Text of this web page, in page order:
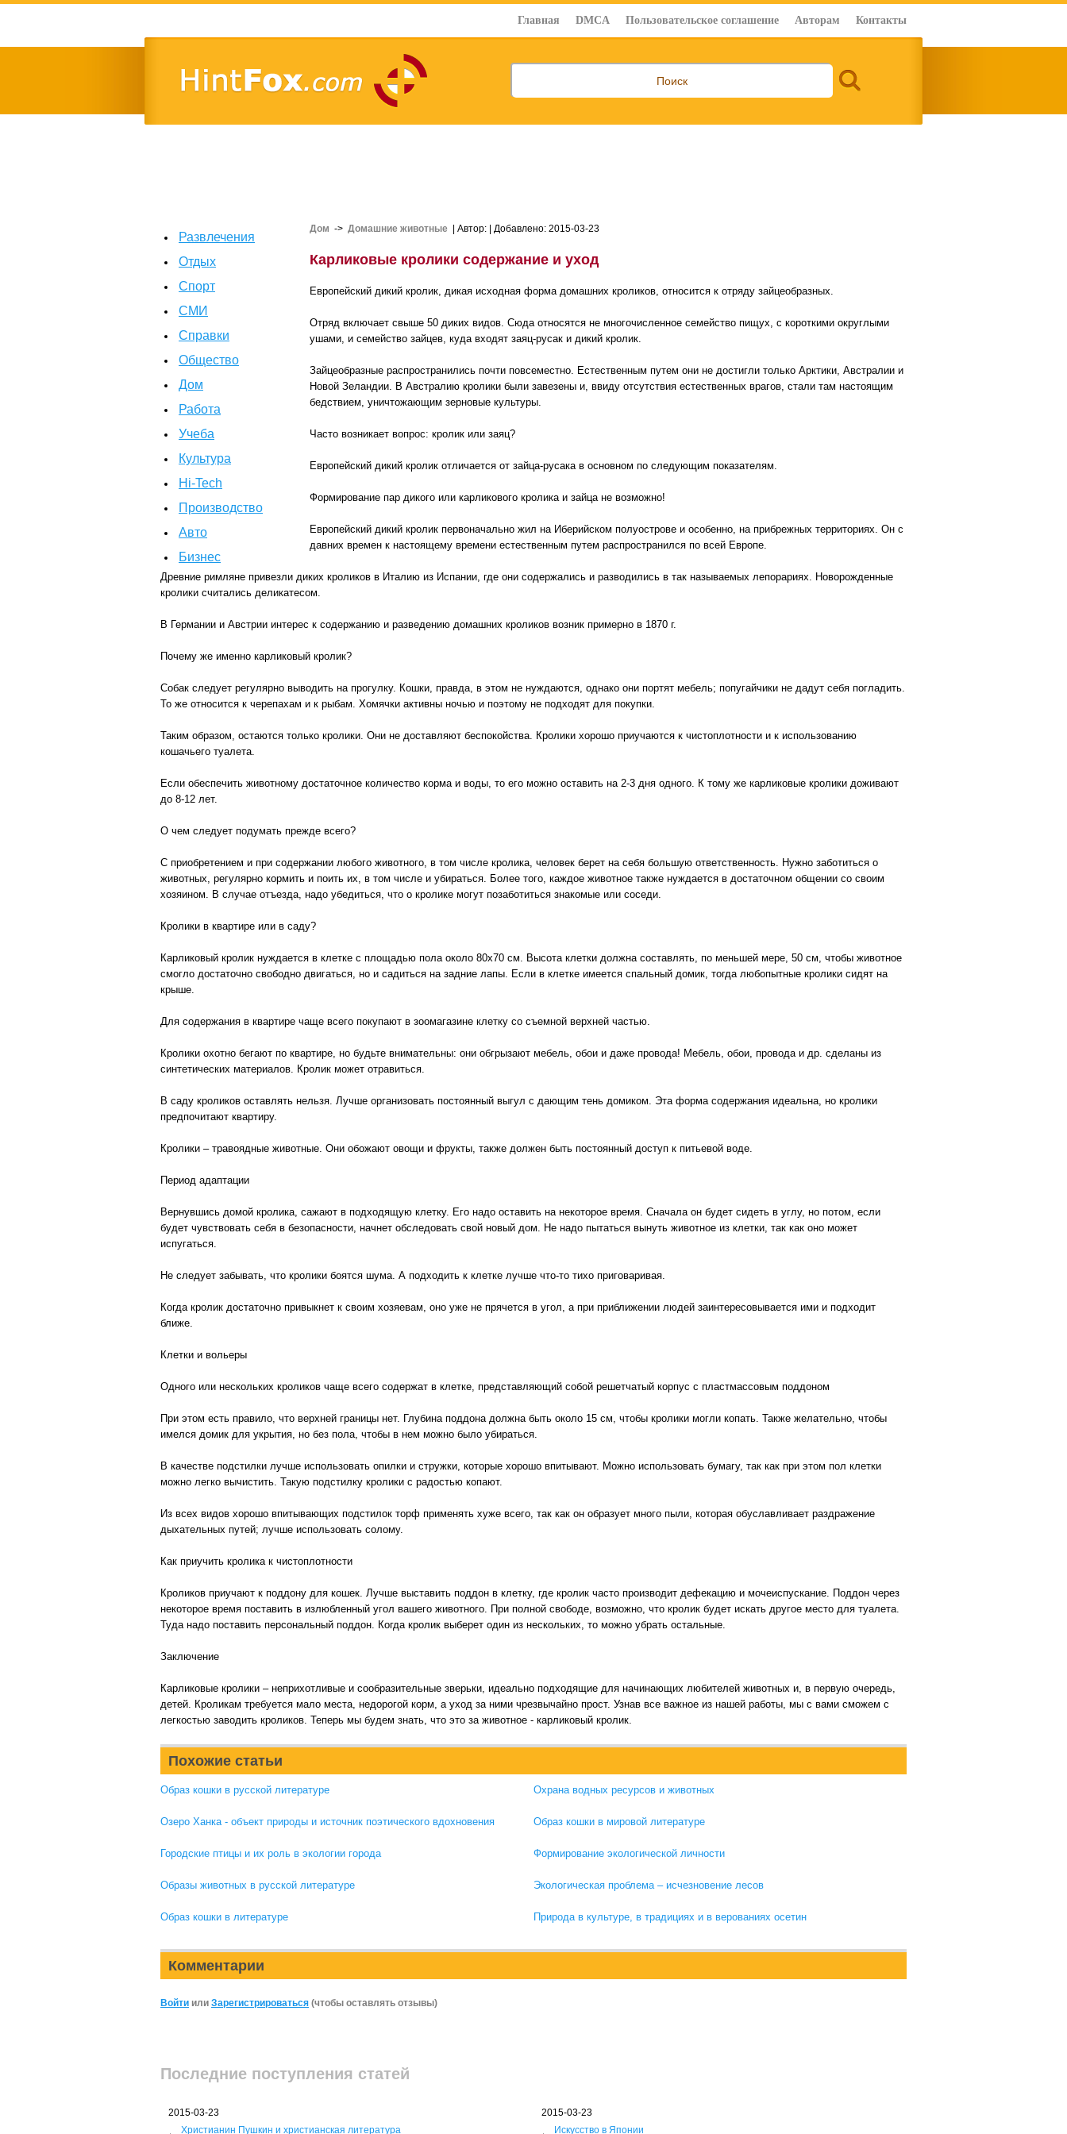
Главная DMCA Пользовательское соглашение Авторам Контакты
Развлечения
Отдых
Спорт
СМИ
Справки
Общество
Дом
Работа
Учеба
Культура
Hi-Tech
Производство
Авто
Бизнес
Дом -> Домашние животные | Автор: | Добавлено: 2015-03-23
Карликовые кролики содержание и уход
Европейский дикий кролик, дикая исходная форма домашних кроликов, относится к отряду зайцеобразных.
Отряд включает свыше 50 диких видов. Сюда относятся не многочисленное семейство пищух, с короткими округлыми
ушами, и семейство зайцев, куда входят заяц-русак и дикий кролик.
Зайцеобразные распространились почти повсеместно. Естественным путем они не достигли только Арктики, Австралии и
Новой Зеландии. В Австралию кролики были завезены и, ввиду отсутствия естественных врагов, стали там настоящим
бедствием, уничтожающим зерновые культуры.
Часто возникает вопрос: кролик или заяц?
Европейский дикий кролик отличается от зайца-русака в основном по следующим показателям.
Формирование пар дикого или карликового кролика и зайца не возможно!
Европейский дикий кролик первоначально жил на Иберийском полуострове и особенно, на прибрежных территориях. Он с
давних времен к настоящему времени естественным путем распространился по всей Европе.
Древние римляне привезли диких кроликов в Италию из Испании, где они содержались и разводились в так называемых лепорариях. Новорожденные
кролики считались деликатесом.
В Германии и Австрии интерес к содержанию и разведению домашних кроликов возник примерно в 1870 г.
Почему же именно карликовый кролик?
Собак следует регулярно выводить на прогулку. Кошки, правда, в этом не нуждаются, однако они портят мебель; попугайчики не дадут себя погладить.
То же относится к черепахам и к рыбам. Хомячки активны ночью и поэтому не подходят для покупки.
Таким образом, остаются только кролики. Они не доставляют беспокойства. Кролики хорошо приучаются к чистоплотности и к использованию
кошачьего туалета.
Если обеспечить животному достаточное количество корма и воды, то его можно оставить на 2-3 дня одного. К тому же карликовые кролики доживают
до 8-12 лет.
О чем следует подумать прежде всего?
С приобретением и при содержании любого животного, в том числе кролика, человек берет на себя большую ответственность. Нужно заботиться о
животных, регулярно кормить и поить их, в том числе и убираться. Более того, каждое животное также нуждается в достаточном общении со своим
хозяином. В случае отъезда, надо убедиться, что о кролике могут позаботиться знакомые или соседи.
Кролики в квартире или в саду?
Карликовый кролик нуждается в клетке с площадью пола около 80х70 см. Высота клетки должна составлять, по меньшей мере, 50 см, чтобы животное
смогло достаточно свободно двигаться, но и садиться на задние лапы. Если в клетке имеется спальный домик, тогда любопытные кролики сидят на
крыше.
Для содержания в квартире чаще всего покупают в зоомагазине клетку со съемной верхней частью.
Кролики охотно бегают по квартире, но будьте внимательны: они обгрызают мебель, обои и даже провода! Мебель, обои, провода и др. сделаны из
синтетических материалов. Кролик может отравиться.
В саду кроликов оставлять нельзя. Лучше организовать постоянный выгул с дающим тень домиком. Эта форма содержания идеальна, но кролики
предпочитают квартиру.
Кролики – травоядные животные. Они обожают овощи и фрукты, также должен быть постоянный доступ к питьевой воде.
Период адаптации
Вернувшись домой кролика, сажают в подходящую клетку. Его надо оставить на некоторое время. Сначала он будет сидеть в углу, но потом, если
будет чувствовать себя в безопасности, начнет обследовать свой новый дом. Не надо пытаться вынуть животное из клетки, так как оно может
испугаться.
Не следует забывать, что кролики боятся шума. А подходить к клетке лучше что-то тихо приговаривая.
Когда кролик достаточно привыкнет к своим хозяевам, оно уже не прячется в угол, а при приближении людей заинтересовывается ими и подходит
ближе.
Клетки и вольеры
Одного или нескольких кроликов чаще всего содержат в клетке, представляющий собой решетчатый корпус с пластмассовым поддоном
При этом есть правило, что верхней границы нет. Глубина поддона должна быть около 15 см, чтобы кролики могли копать. Также желательно, чтобы
имелся домик для укрытия, но без пола, чтобы в нем можно было убираться.
В качестве подстилки лучше использовать опилки и стружки, которые хорошо впитывают. Можно использовать бумагу, так как при этом пол клетки
можно легко вычистить. Такую подстилку кролики с радостью копают.
Из всех видов хорошо впитывающих подстилок торф применять хуже всего, так как он образует много пыли, которая обуславливает раздражение
дыхательных путей; лучше использовать солому.
Как приучить кролика к чистоплотности
Кроликов приучают к поддону для кошек. Лучше выставить поддон в клетку, где кролик часто производит дефекацию и мочеиспускание. Поддон через
некоторое время поставить в излюбленный угол вашего животного. При полной свободе, возможно, что кролик будет искать другое место для туалета.
Туда надо поставить персональный поддон. Когда кролик выберет один из нескольких, то можно убрать остальные.
Заключение
Карликовые кролики – неприхотливые и сообразительные зверьки, идеально подходящие для начинающих любителей животных и, в первую очередь,
детей. Кроликам требуется мало места, недорогой корм, а уход за ними чрезвычайно прост. Узнав все важное из нашей работы, мы c вами сможем с
легкостью заводить кроликов. Теперь мы будем знать, что это за животное - карликовый кролик.
Похожие статьи
Образ кошки в русской литературе
Озеро Ханка - объект природы и источник поэтического вдохновения
Городские птицы и их роль в экологии города
Образы животных в русской литературе
Образ кошки в литературе
Охрана водных ресурсов и животных
Образ кошки в мировой литературе
Формирование экологической личности
Экологическая проблема – исчезновение лесов
Природа в культуре, в традициях и в верованиях осетин
Комментарии
Войти или Зарегистрироваться (чтобы оставлять отзывы)
Последние поступления статей
2015-03-23
Христианин Пушкин и христианская литература
2015-03-23
Искусство в Японии